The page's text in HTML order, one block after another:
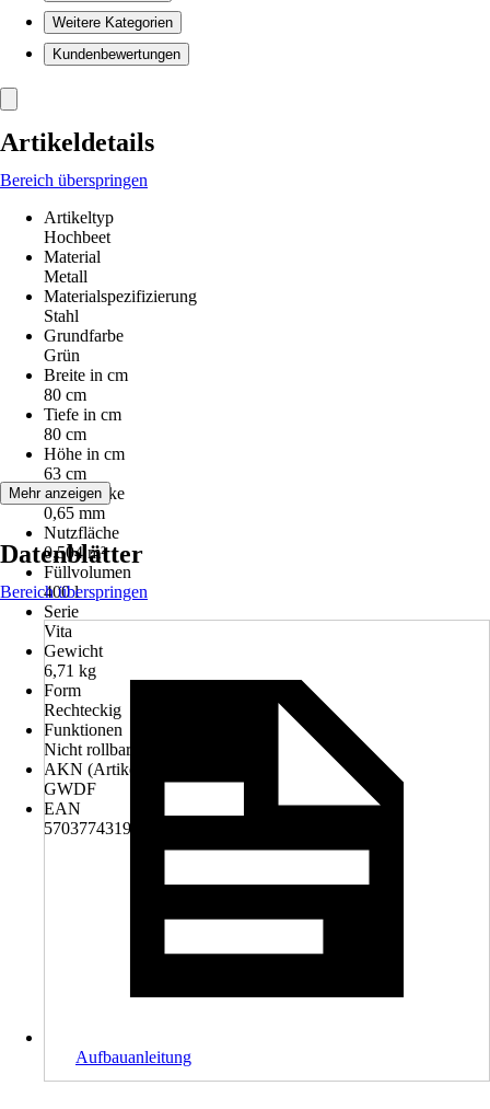
Weitere Kategorien
Kundenbewertungen
Artikeldetails
Bereich überspringen
Artikeltyp
Hochbeet
Material
Metall
Materialspezifizierung
Stahl
Grundfarbe
Grün
Breite in cm
80 cm
Tiefe in cm
80 cm
Höhe in cm
63 cm
Wandstärke
0,65 mm
Nutzfläche
0,504 m²
Füllvolumen
400 l
Serie
Vita
Gewicht
6,71 kg
Form
Rechteckig
Funktionen
Nicht rollbar
AKN (Artikelkurznummer)
GWDF
EAN
5703774319822
Mehr anzeigen
Datenblätter
Bereich überspringen
Aufbauanleitung